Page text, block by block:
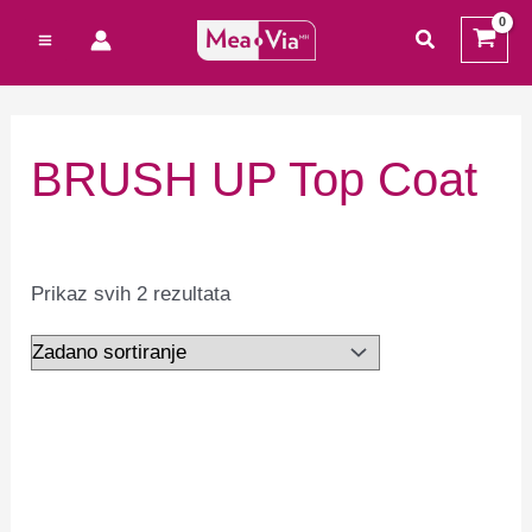
sadržaj
traži
M
a
n
BRUSH UP Top Coat
Prikaz svih 2 rezultata
Total: